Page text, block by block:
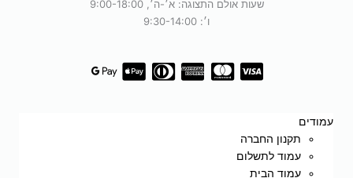
שעות אולם התצוגה: א׳-ה׳, 9:00-18:00
ו׳: 9:30-14:00
עמודים
תקנון החברה
עמוד לתשלום
עמוד הבית